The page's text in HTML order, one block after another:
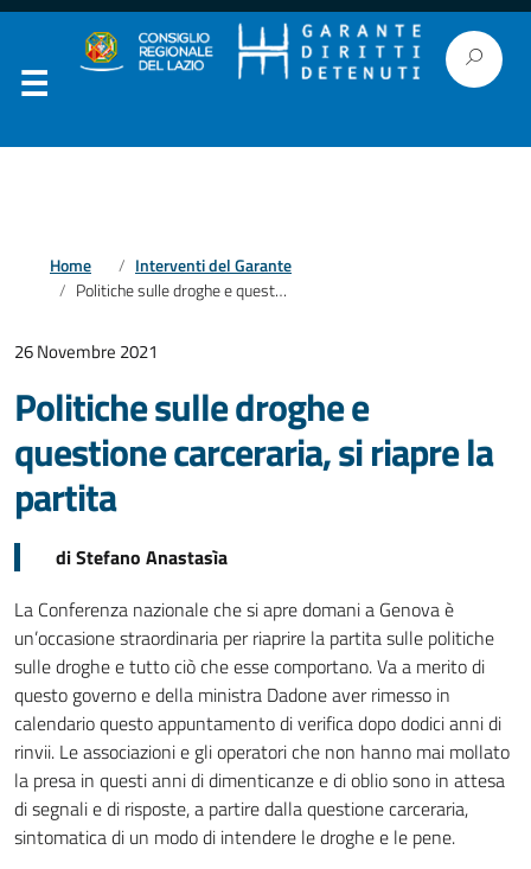
Home
Interventi del Garante
Politiche sulle droghe e questione carceraria, si riapre la partita
26 Novembre 2021
Politiche sulle droghe e
questione carceraria, si riapre la
partita
di Stefano Anastasìa
La Conferenza nazionale che si apre domani a Genova è
un’occasione straordinaria per riaprire la partita sulle politiche
sulle droghe e tutto ciò che esse comportano. Va a merito di
questo governo e della ministra Dadone aver rimesso in
calendario questo appuntamento di verifica dopo dodici anni di
rinvii. Le associazioni e gli operatori che non hanno mai mollato
la presa in questi anni di dimenticanze e di oblio sono in attesa
di segnali e di risposte, a partire dalla questione carceraria,
sintomatica di un modo di intendere le droghe e le pene.